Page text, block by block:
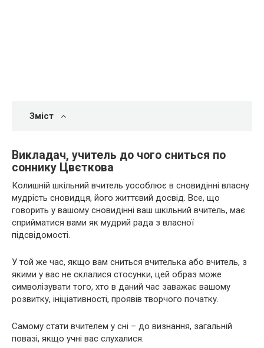
Зміст
Викладач, учитель до чого сниться по
соннику Цвєткова
Колишній шкільний вчитель уособлює в сновидінні власну
мудрість сновидця, його життєвий досвід. Все, що
говорить у вашому сновидінні ваш шкільний вчитель, має
сприйматися вами як мудрий рада з власної
підсвідомості.
У той же час, якщо вам сниться вчителька або вчитель, з
якими у вас не склалися стосунки, цей образ може
символізувати того, хто в даний час заважає вашому
розвитку, ініціативності, проявів творчого початку.
Самому стати вчителем у сні – до визнання, загальній
повазі, якщо учні вас слухалися.